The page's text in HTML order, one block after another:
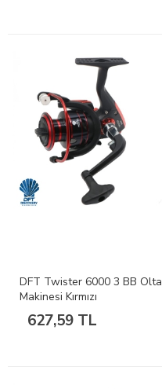
DFT Twister 6000 3 BB Olta
Makinesi Kırmızı
627,59 TL